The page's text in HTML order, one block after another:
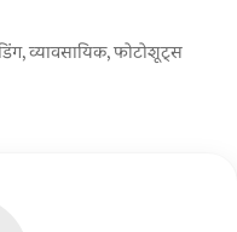
व्यावसायिक, फोटोशूट्स